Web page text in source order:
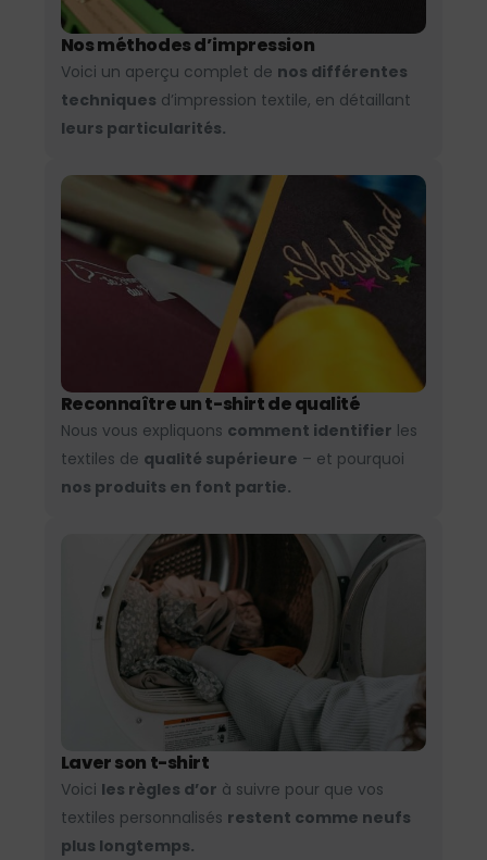
Nos méthodes d’impression
Voici un aperçu complet de nos différentes
techniques d’impression textile, en détaillant
leurs particularités.
Reconnaître un t-shirt de qualité
Nous vous expliquons comment identifier les
textiles de qualité supérieure – et pourquoi
nos produits en font partie.
Laver son t-shirt
Voici les règles d’or à suivre pour que vos
textiles personnalisés restent comme neufs
plus longtemps.